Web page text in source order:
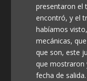
presentaron el
encontró, y el
habíamos
mecánicas,
que son, este
que mostraron
fecha de salida.